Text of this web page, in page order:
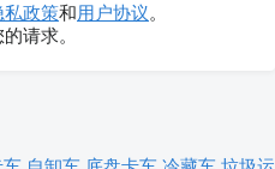
私政策和用户协议。
请求。